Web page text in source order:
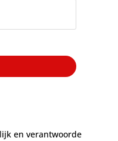
en verantwoorde